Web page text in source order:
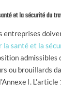
et la sécurité du
entreprises
la santé et la
admissibles
ou brouillards
I.